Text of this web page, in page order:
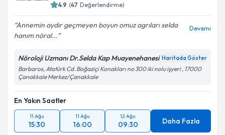
4.9 (47 Değerlendirme)
Annemin aydır geçmeyen boyun omuz agrıları selda
hanım nöral...
Devamı
Nöroloji Uzmanı Dr.Selda Kap Muayenehanesi Haritada Göster
Barbaros, Atatürk Cd. Boğaziçi Konakları no 300 iki nolu işyeri , 17000
Çanakkale Merkez/Çanakkale
En Yakın Saatler
11 Ağu
15:30
11 Ağu
16:00
12 Ağu
09:30 Daha Fazla